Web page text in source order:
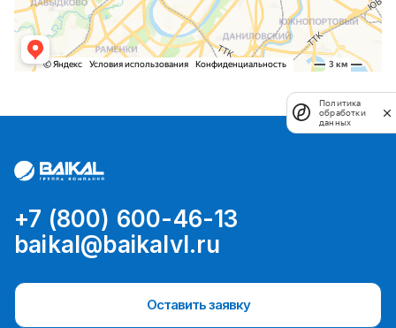
+7 (800) 600-46-13
baikal@baikalvl.ru
Оставить заявку
Политика
обработки
данных